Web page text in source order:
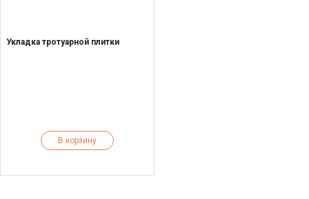
Укладка тротуарной плитки
В корзину